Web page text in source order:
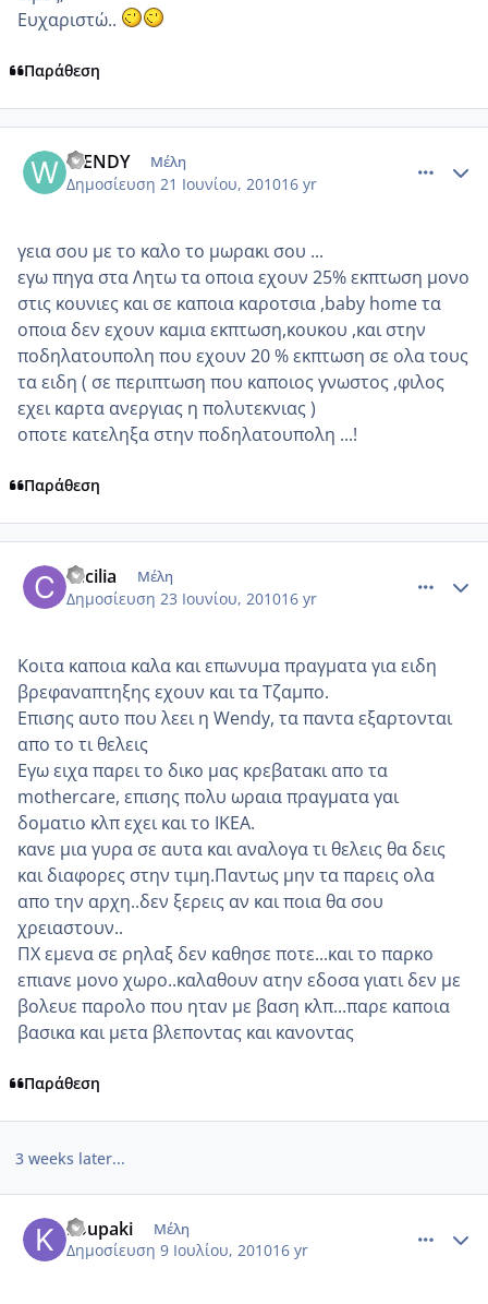
Ευχαριστώ..
Παράθεση
WENDY Μέλη
Δημοσίευση 21 Ιουνίου, 201016 yr
γεια σου με το καλο το μωρακι σου ...
εγω πηγα στα Λητω τα οποια εχουν 25% εκπτωση μονο
στις κουνιες και σε καποια καροτσια ,baby home τα
οποια δεν εχουν καμια εκπτωση,κουκου ,και στην
ποδηλατουπολη που εχουν 20 % εκπτωση σε ολα τους
τα ειδη ( σε περιπτωση που καποιος γνωστος ,φιλος
εχει καρτα ανεργιας η πολυτεκνιας )
οποτε κατεληξα στην ποδηλατουπολη ...!
Παράθεση
cecilia Μέλη
Δημοσίευση 23 Ιουνίου, 201016 yr
Κοιτα καποια καλα και επωνυμα πραγματα για ειδη
βρεφαναπτηξης εχουν και τα Τζαμπο.
Επισης αυτο που λεει η Wendy, τα παντα εξαρτονται
απο το τι θελεις
Εγω ειχα παρει το δικο μας κρεβατακι απο τα
mothercare, επισης πολυ ωραια πραγματα γαι
δοματιο κλπ εχει και το ΙΚΕΑ.
κανε μια γυρα σε αυτα και αναλογα τι θελεις θα δεις
και διαφορες στην τιμη.Παντως μην τα παρεις ολα
απο την αρχη..δεν ξερεις αν και ποια θα σου
χρειαστουν..
ΠΧ εμενα σε ρηλαξ δεν καθησε ποτε...και το παρκο
επιανε μονο χωρο..καλαθουν ατην εδοσα γιατι δεν με
βολευε παρολο που ηταν με βαση κλπ...παρε καποια
βασικα και μετα βλεποντας και κανοντας
Παράθεση
3 weeks later...
koupaki Μέλη
Δημοσίευση 9 Ιουλίου, 201016 yr